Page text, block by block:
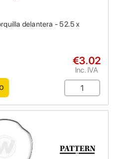
delantera - 52.5 x
€3.02
Inc. IVA